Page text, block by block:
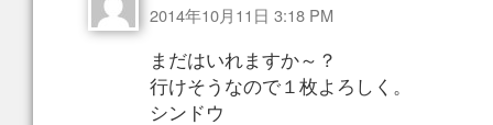
2014年10月11日 3:18 PM
まだはいれますか～？
行けそうなので１枚よろしく。
シンドウ